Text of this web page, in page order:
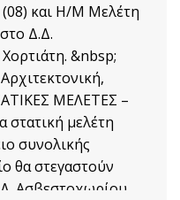
(08) και Η/Μ Μελέτη
Δ.Δ.
&nbsp;
ΜΕΛΕΤΕΣ –
στατική μελέτη
συνολικής
θα στεγαστούν
Ασβεστοχωρίου.